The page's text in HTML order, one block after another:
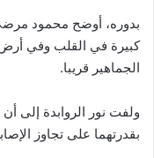
بدوره، أوضح محمود
كبيرة في القلب وفي أرض
الجماهير قريبا.
ولفت نور الروابدة إلى أن
بقدرتهما على تجاوز